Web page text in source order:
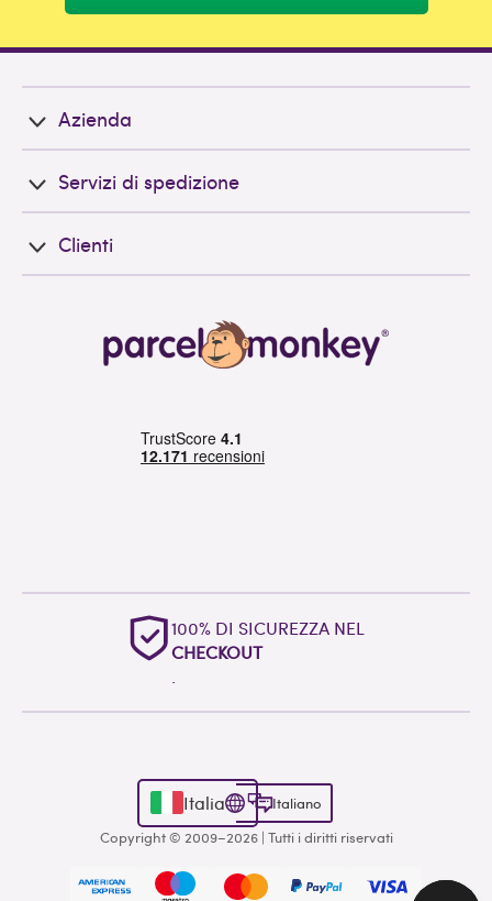
Azienda
Servizi di spedizione
Clienti
100% DI SICUREZZA NEL
CHECKOUT
Italia
Italiano
Copyright © 2009–2026 | Tutti i diritti riservati